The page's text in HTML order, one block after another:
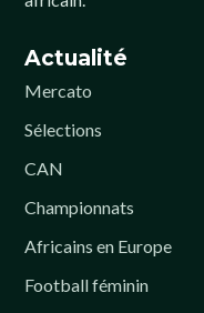
Actualité
Mercato
Sélections
CAN
Championnats
Africains en Europe
Football féminin